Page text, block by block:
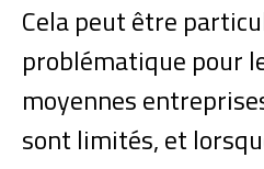
Cela peut être
problématique pour
moyennes
sont limités, et